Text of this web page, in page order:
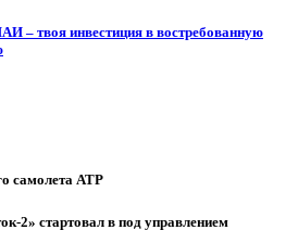
– твоя инвестиция в востребованную
самолета ATP
2» стартовал в под управлением